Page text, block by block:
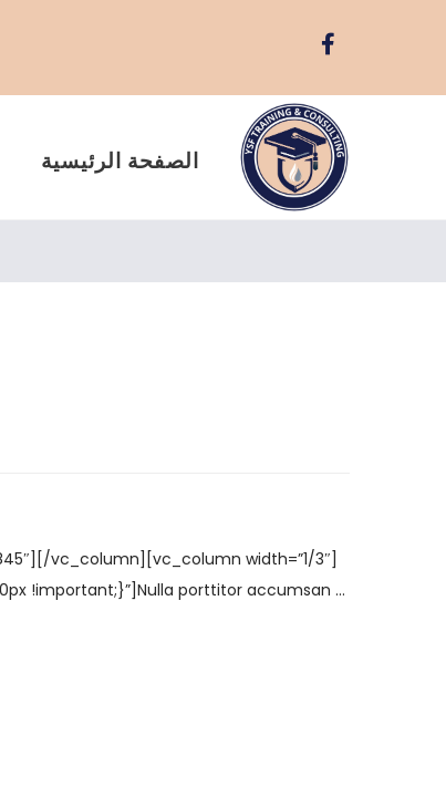
الصفحة الرئيسية
vc_column][vc_column width=”1/3″]
!important;}”]Nulla porttitor accumsan ...